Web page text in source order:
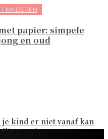
KINDEREN
papier: simpele
en oud
kind er niet vanaf kan
weten)